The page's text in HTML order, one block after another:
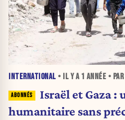
INTERNATIONAL • IL Y A 1 ANNÉE •
Israël et Gaza :
humanitaire sans